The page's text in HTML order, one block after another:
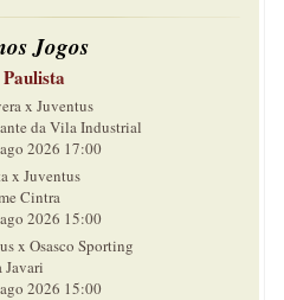
Jogos
x Juventus
da Vila Industrial
2026 17:00
x Juventus
Cintra
2026 15:00
x Osasco Sporting
Javari
2026 15:00